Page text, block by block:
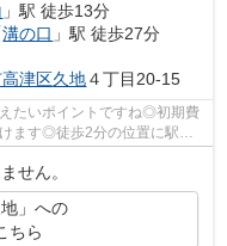
」駅 徒歩13分
溝の口 」駅 徒歩27分
津区久地４丁目20-15
たいポイントですね◎初期費
ます◎徒歩2分の位置に駅が
せん。
」への
ちら